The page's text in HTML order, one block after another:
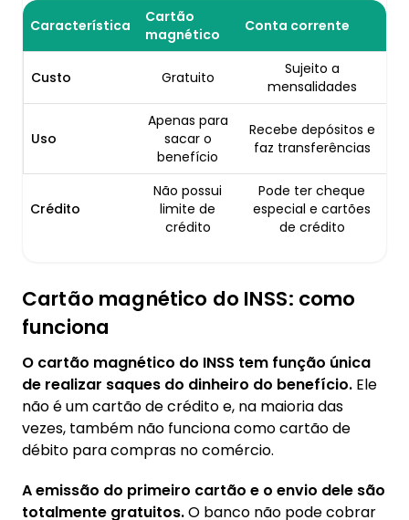
Característica
Cartão
magnético
Conta corrente
Custo Gratuito
Sujeito a
mensalidades
Uso
Apenas para
sacar o
benefício
Recebe depósitos e
faz transferências
Crédito
Não possui
limite de
crédito
Pode ter cheque
especial e cartões
de crédito
Cartão magnético do INSS: como
funciona
O cartão magnético do INSS tem função única
de realizar saques do dinheiro do benefício. Ele
não é um cartão de crédito e, na maioria das
vezes, também não funciona como cartão de
débito para compras no comércio.
A emissão do primeiro cartão e o envio dele são
totalmente gratuitos.O banco não pode cobrar